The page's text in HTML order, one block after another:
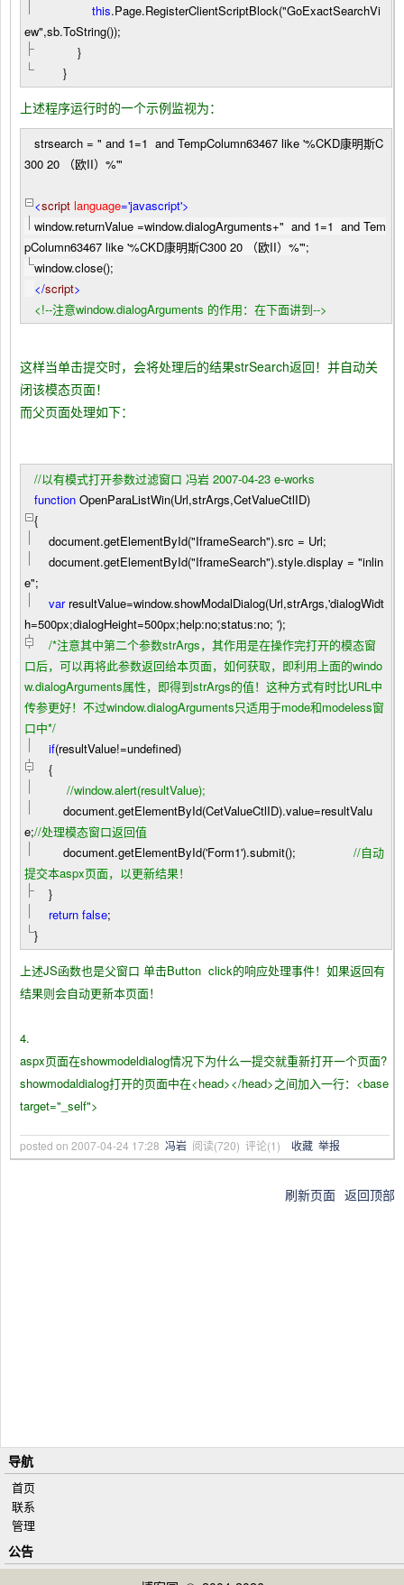
this.Page.RegisterClientScriptBlock("GoExactSearchVi
ew",sb.ToString());
}
}
上述程序运行时的一个示例监视为：
strsearch = " and 1=1 and TempColumn63467 like '%CKD康明斯C
300 20 （欧II）%'"
<script language='javascript'>
window.returnValue =window.dialogArguments+" and 1=1 and Tem
pColumn63467 like '%CKD康明斯C300 20 （欧II）%'";
window.close();
</script>
<!--注意window.dialogArguments 的作用：在下面讲到-->
这样当单击提交时，会将处理后的结果strSearch返回！并自动关
闭该模态页面！
而父页面处理如下：
//以有模式打开参数过滤窗口 冯岩 2007-04-23 e-works
function OpenParaListWin(Url,strArgs,CetValueCtlID)
{
document.getElementById("IframeSearch").src = Url;
document.getElementById("IframeSearch").style.display = "inlin
e";
varresultValue=window.showModalDialog(Url,strArgs,'dialogWidt
h=500px;dialogHeight=500px;help:no;status:no; ');
/*注意其中第二个参数strArgs，其作用是在操作完打开的模态窗
口后，可以再将此参数返回给本页面，如何获取，即利用上面的windo
w.dialogArguments属性，即得到strArgs的值！这种方式有时比URL中
传参更好！不过window.dialogArguments只适用于mode和modeless窗
口中*/
if(resultValue!=undefined)
{
//window.alert(resultValue);
document.getElementById(CetValueCtlID).value=resultValu
e;//处理模态窗口返回值
document.getElementById('Form1').submit(); //自动
提交本aspx页面，以更新结果！
}
return false;
}
上述JS函数也是父窗口 单击Button click的响应处理事件！如果返回有
结果则会自动更新本页面！
4.
aspx页面在showmodeldialog情况下为什么一提交就重新打开一个页面?
showmodaldialog打开的页面中在<head></head>之间加入一行：<base
target="_self">
posted on 2007-04-24 17:28 冯岩 阅读(720) 评论(1) 收藏 举报
刷新页面 返回顶部
导航
首页
联系
管理
公告